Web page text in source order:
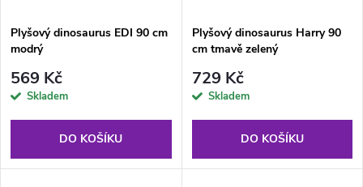
Plyšový dinosaurus EDI 90 cm
modrý
569 Kč
Skladem
DO KOŠÍKU
Plyšový dinosaurus Harry 90
cm tmavě zelený
729 Kč
Skladem
DO KOŠÍKU